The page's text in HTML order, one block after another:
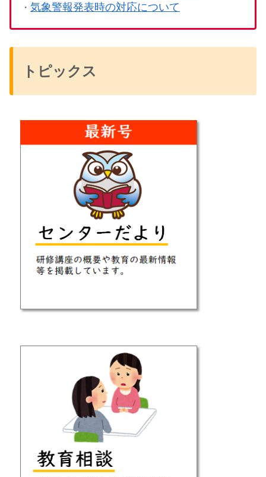
・ 気象警報発表時の対応について
トピックス